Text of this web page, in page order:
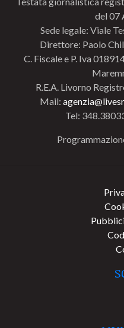
del 07
Sede legale: Viale
Direttore: Paolo
C. Fiscale e P. Iva
R.E.A. Livorno
Mail:
Tel: